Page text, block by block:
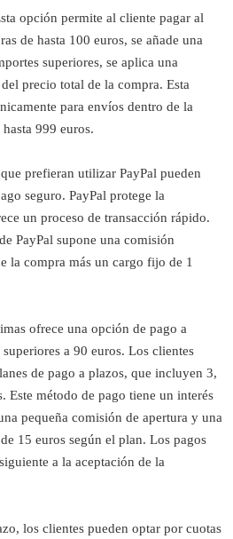
opción permite al cliente pagar al
de hasta 100 euros, se añade una
superiores, se aplica una
precio total de la compra. Esta
para envíos dentro de la
999 euros.
prefieran utilizar PayPal pueden
seguro. PayPal protege la
un proceso de transacción rápido.
PayPal supone una comisión
la compra más un cargo fijo de 1
ofrece una opción de pago a
a 90 euros. Los clientes
de pago a plazos, que incluyen 3,
Este método de pago tiene un interés
pequeña comisión de apertura y una
15 euros según el plan. Los pagos
a la aceptación de la
los clientes pueden optar por cuotas